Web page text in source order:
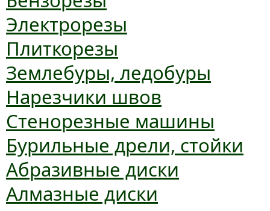
Электрорезы
Плиткорезы
Землебуры, ледобуры
Нарезчики швов
Стенорезные машины
Бурильные дрели, стойки
Абразивные диски
Алмазные диски